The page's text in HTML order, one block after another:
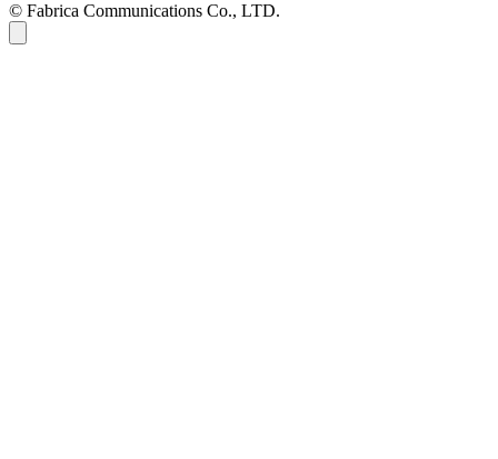
© Fabrica Communications Co., LTD.